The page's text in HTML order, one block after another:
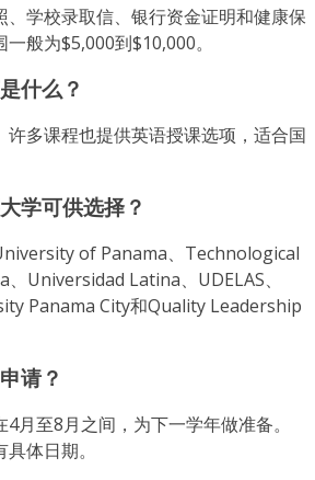
、学校录取信、银行资金证明和健康保
般为$5,000到$10,000。
什么？
许多课程也提供英语授课选项，适合国
学可供选择？
of Panama、Technological
Universidad Latina、UDELAS、
Panama City和Quality Leadership
请？
月至8月之间，为下一学年做准备。
体日期。